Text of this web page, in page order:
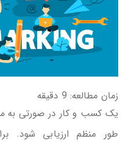
زمان مطالعه: 9 دقیقه
یک کسب و کار در صورتی به
طور منظم ارزیابی شود.